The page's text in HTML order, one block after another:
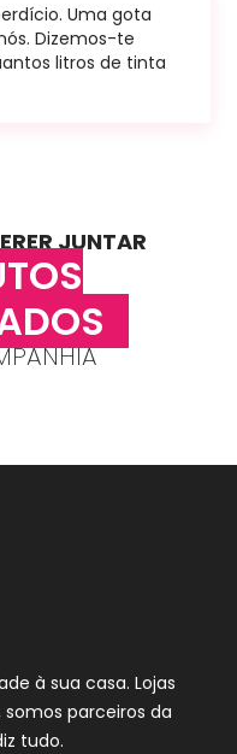
Uma gota
Dizemos-te
litros de tinta
JUNTAR
à sua casa. Lojas
somos parceiros da
tudo.